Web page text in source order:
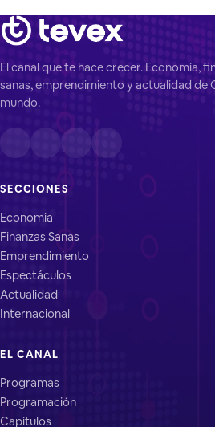
El canal que te hace crecer. Economía,
sanas, emprendimiento y actualidad de
mundo.
SECCIONES
Economía
Finanzas Sanas
Emprendimiento
Espectáculos
Actualidad
Internacional
EL CANAL
Programas
Programación
Capítulos